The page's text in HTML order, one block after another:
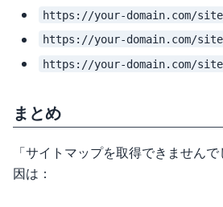
https://your-domain.com/
https://your-domain.com/
https://your-domain.com/
まとめ
「サイトマップを取得できません
因は：